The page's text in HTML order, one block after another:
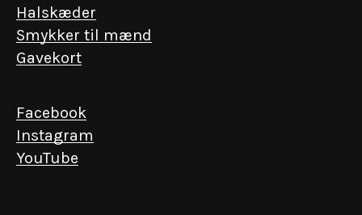
Halskæder
Smykker til mænd
Gavekort
Facebook
Instagram
YouTube
EN INVITATION FRA KGL. HOFJUVELERER P. HERTZ
op og få forspring til det ekstraordinære – fra
lancering af unikke kollektioner til events i